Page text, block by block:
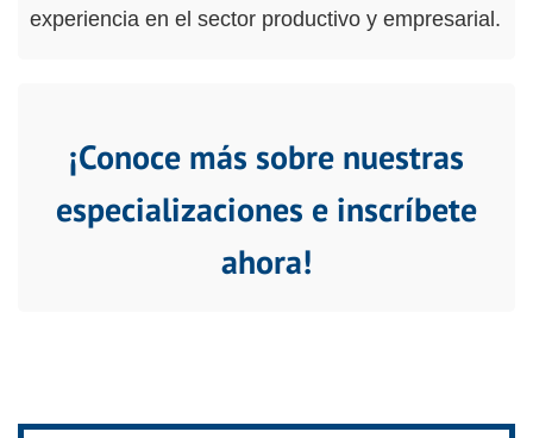
experiencia en el sector productivo y empresarial.
¡Conoce más sobre nuestras
especializaciones e inscríbete
ahora!